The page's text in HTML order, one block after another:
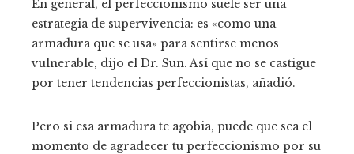
En general, el perfeccionismo suele ser una
estrategia de supervivencia: es «como una
armadura que se usa» para sentirse menos
vulnerable, dijo el Dr. Sun. Así que no se castigue
por tener tendencias perfeccionistas, añadió.
Pero si esa armadura te agobia, puede que sea el
momento de agradecer tu perfeccionismo por su